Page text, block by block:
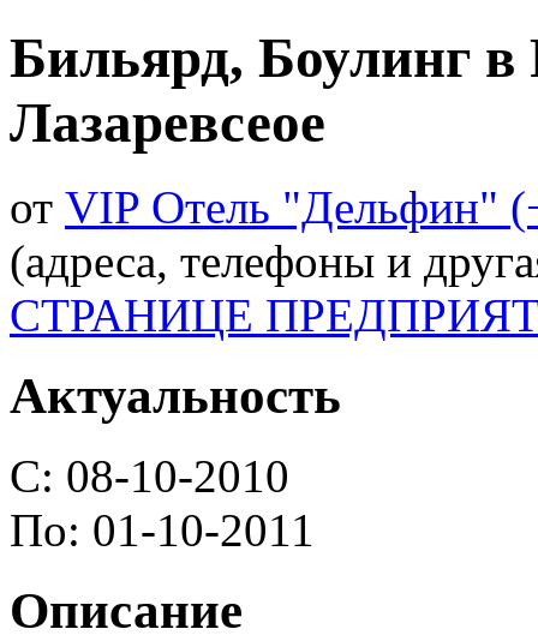
Бильярд, Боулинг
Лазаревсеое
от VIP Отель "Дельфин"
(адреса, телефоны и
СТРАНИЦЕ
Актуальность
C: 08-10-2010
По: 01-10-2011
Описание